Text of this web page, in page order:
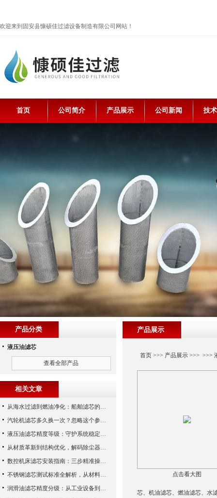
欢迎来到固安县慷硕佳过滤设备制造有限公司网站！
首页 公司简介 产品展示 公司新闻 技
产品展示
首页>>> 产品展示>>> >>>
点击看大图
芯、机油滤芯、燃油滤芯、水
产品分类
液压油滤芯
查看全部产品
相关文章
从海水过滤到燃油净化：船舶滤芯的多场景应用解析
汽轮机滤芯多久换一次？忽略这个参数，机组非停损失可能上百万！
液压油滤芯精度等级：守护系统稳定与寿命的“微米标尺”
从材质革新到结构优化，解码除尘器滤芯性能跃升的核心逻辑
数控机床滤芯安装指南：三步精准操作，杜绝设备“亚健康”
不锈钢滤芯测试标准全解析，从材料性能到应用场景的严苛验证
润滑油滤芯精度分级：从工业设备到精密系统的过滤密码